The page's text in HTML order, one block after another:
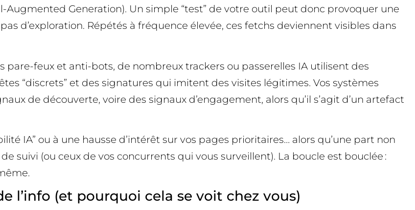
Generation). Un simple “test” de votre outil peut donc provoquer une
d’exploration. Répétés à fréquence élevée, ces fetchs deviennent visibles dans
pare-feux et anti-bots, de nombreux trackers ou passerelles IA utilisent des
“discrets” et des signatures qui imitent des visites légitimes. Vos systèmes
de découverte, voire des signaux d’engagement, alors qu’il s’agit d’un artefact
IA” ou à une hausse d’intérêt sur vos pages prioritaires… alors qu’une part non
suivi (ou ceux de vos concurrents qui vous surveillent). La boucle est bouclée :
l’info (et pourquoi cela se voit chez vous)